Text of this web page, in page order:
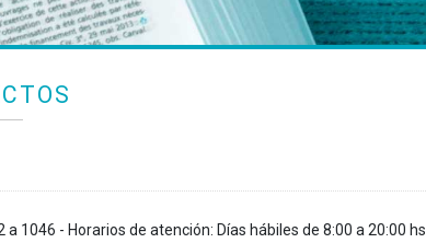
a 1046 - Horarios de atención: Días hábiles de 8:00 a 20:00 hs.